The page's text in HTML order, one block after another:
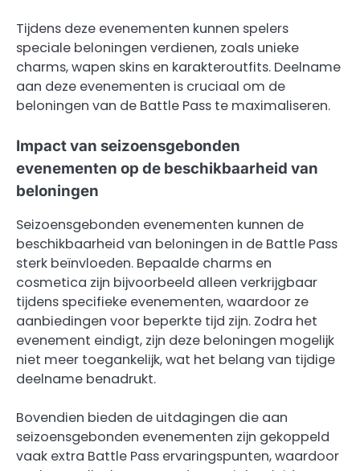
Tijdens deze evenementen kunnen spelers
speciale beloningen verdienen, zoals unieke
charms, wapen skins en karakteroutfits. Deelname
aan deze evenementen is cruciaal om de
beloningen van de Battle Pass te maximaliseren.
Impact van seizoensgebonden
evenementen op de beschikbaarheid van
beloningen
Seizoensgebonden evenementen kunnen de
beschikbaarheid van beloningen in de Battle Pass
sterk beïnvloeden. Bepaalde charms en
cosmetica zijn bijvoorbeeld alleen verkrijgbaar
tijdens specifieke evenementen, waardoor ze
aanbiedingen voor beperkte tijd zijn. Zodra het
evenement eindigt, zijn deze beloningen mogelijk
niet meer toegankelijk, wat het belang van tijdige
deelname benadrukt.
Bovendien bieden de uitdagingen die aan
seizoensgebonden evenementen zijn gekoppeld
vaak extra Battle Pass ervaringspunten, waardoor